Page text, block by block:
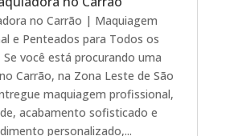
no Carrão | Maquiagem
e Penteados para Todos os
Se você está procurando uma
Carrão, na Zona Leste de São
maquiagem profissional,
acabamento sofisticado e
personalizado,...